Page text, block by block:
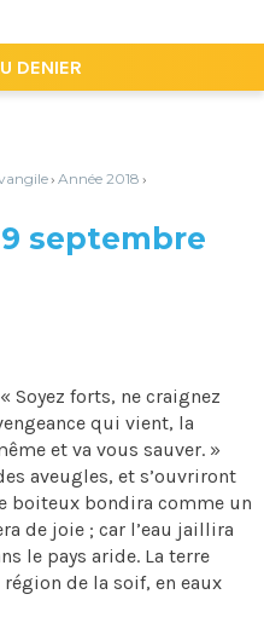
DENIER
› Année 2018 ›
septembre
Soyez forts, ne craignez
qui vient, la
et va vous sauver. »
aveugles, et s’ouvriront
boiteux bondira comme un
de joie ; car l’eau jaillira
le pays aride. La terre
de la soif, en eaux